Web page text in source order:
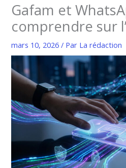
Gafam et
comprendre sur
mars 10, 2026/ Par La rédaction